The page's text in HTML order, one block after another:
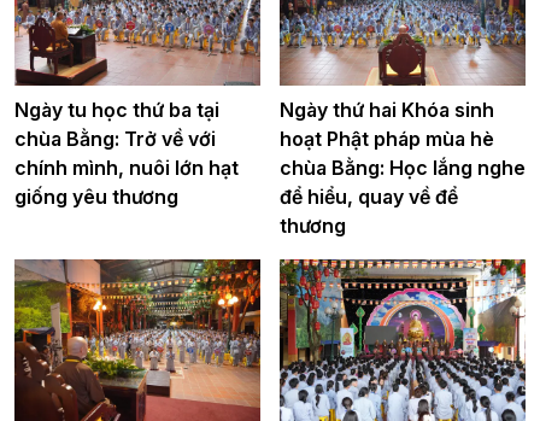
Ngày tu học thứ ba tại
chùa Bằng: Trở về với
chính mình, nuôi lớn hạt
giống yêu thương
Ngày thứ hai Khóa sinh
hoạt Phật pháp mùa hè
chùa Bằng: Học lắng nghe
để hiểu, quay về để
thương